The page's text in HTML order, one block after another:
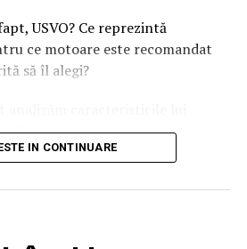
USVO? Ce reprezintă
ce motoare este recomandat
să îl alegi?
și explicăm de ce este
cele mai performante uleiuri de
german de lubrifianți
IN CONTINUARE